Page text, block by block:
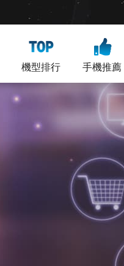
機型排行 手機推薦